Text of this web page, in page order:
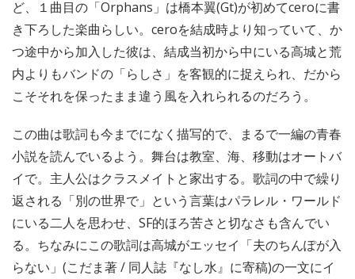
ど、１曲目の「Orphans」は橋本翼(Gt)が初めてceroに書
き下ろした楽曲らしい。ceroを結成時より知っていて、か
つ途中から加入した彼は、結成当初から中にいる高城と荒
内よりもバンドの「らしさ」を客観的に捉えられ、だから
こそそれを保ったまま違う風を入れられるのだろう。
この曲は歌詞も今までになく描写的で、まるで一編の青春
小説を読んでいるよう。舞台は教室、海、移動はオートバ
イで。主人公はクラスメイトと家出する。歌詞の中で繰り
返される「別の世界で」という言葉はパラレル・ワールド
にいる二人を思わせ、SF的ほろ苦さと切なさも含んでい
る。ちなみにこの歌詞は高城がエッセイ「夫のちんぽが入
らない」(こだま著 / 同人誌『なし水』に寄稿)の一文にイ